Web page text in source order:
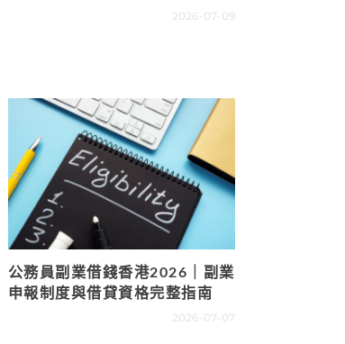
2026-07-09
公務員副業借錢香港2026｜副業
申報制度與借貸資格完整指南
2026-07-07